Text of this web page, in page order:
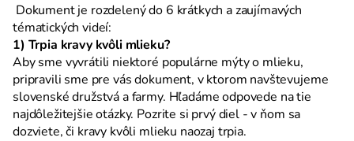
Dokument je rozdelený do 6 krátkych a zaujímavých
tématických videí:
1) Trpia kravy kvôli mlieku?
Aby sme vyvrátili niektoré populárne mýty o mlieku,
pripravili sme pre vás dokument, v ktorom navštevujeme
slovenské družstvá a farmy. Hľadáme odpovede na tie
najdôležitejšie otázky. Pozrite si prvý diel - v ňom sa
dozviete, či kravy kvôli mlieku naozaj trpia.